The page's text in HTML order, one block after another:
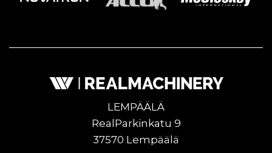
LEMPÄÄLÄ
RealParkinkatu 9
37570 Lempäälä